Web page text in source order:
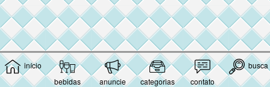
início
bebidas
anuncie categorias contato
busca